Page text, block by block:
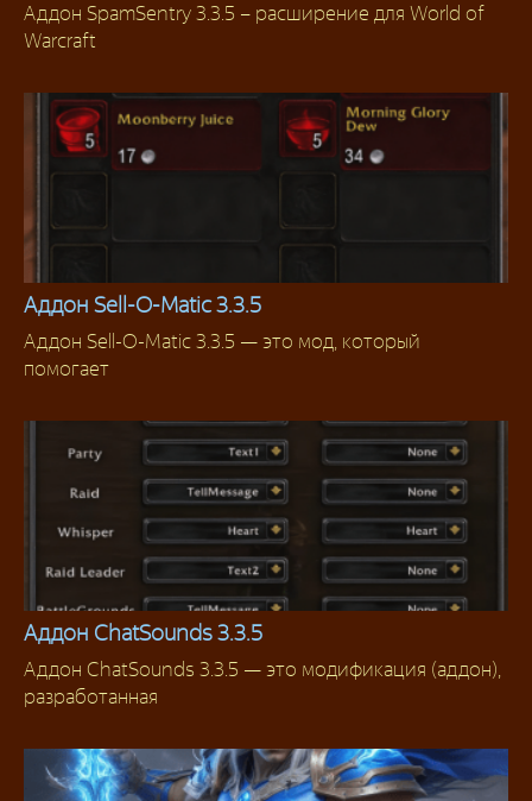
Аддоны 3.3.5
Аддон SpamSentry 3.3.5 – расширение для World of
Warcraft
Аддоны 3.3.5
Аддон Sell-O-Matic 3.3.5
Аддон Sell-O-Matic 3.3.5 — это мод, который
помогает
Аддоны 3.3.5
Аддон ChatSounds 3.3.5
Аддон ChatSounds 3.3.5 — это модификация (аддон),
разработанная